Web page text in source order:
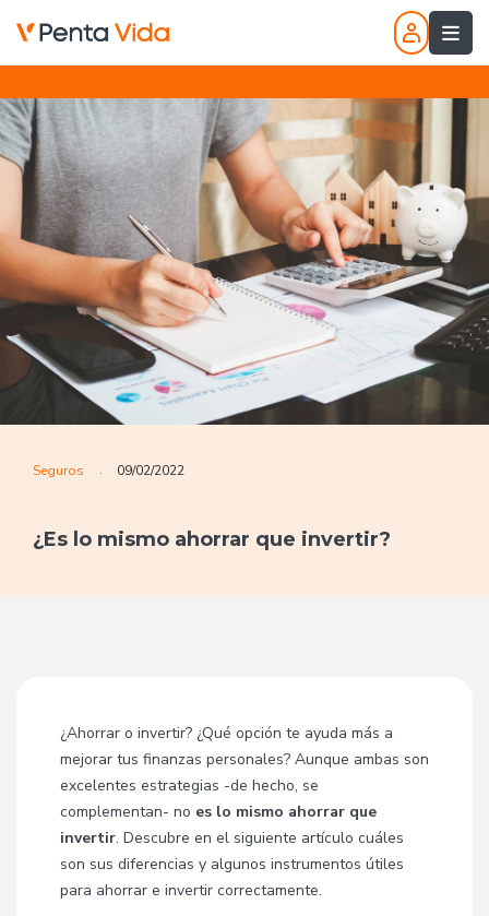
Seguros . 09/02/2022
¿Es lo mismo ahorrar que invertir?
¿Ahorrar o invertir? ¿Qué opción te ayuda más a
mejorar tus finanzas personales? Aunque ambas son
excelentes estrategias -de hecho, se
complementan- no es lo mismo ahorrar que
invertir. Descubre en el siguiente artículo cuáles
son sus diferencias y algunos instrumentos útiles
para ahorrar e invertir correctamente.